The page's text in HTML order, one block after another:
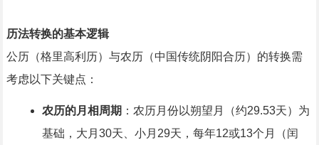
历法转换的基本逻辑
公历（格里高利历）与农历（中国传统阴阳合历）的转换需
考虑以下关键点：
农历的月相周期 ：农历月份以朔望月（约29.53天）为
基础，大月30天、小月29天，每年12或13个月（闰